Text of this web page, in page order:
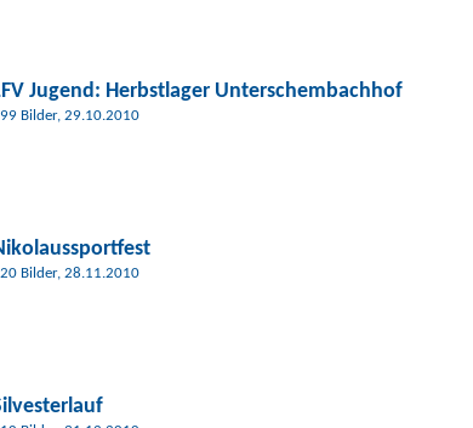
Jugend: Herbstlager Unterschembachhof
Bilder, 29.10.2010
Bilder, 28.11.2010